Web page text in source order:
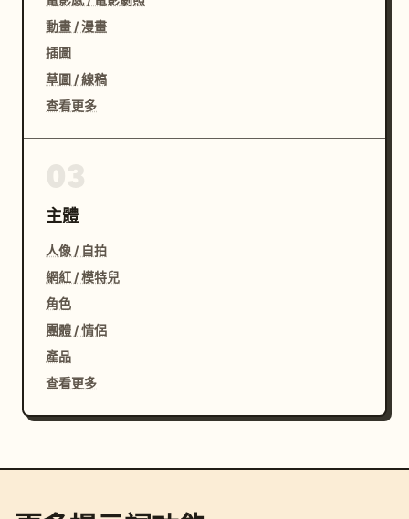
動畫 / 漫畫
插圖
草圖 / 線稿
查看更多
主體
人像 / 自拍
網紅 / 模特兒
角色
團體 / 情侶
產品
查看更多